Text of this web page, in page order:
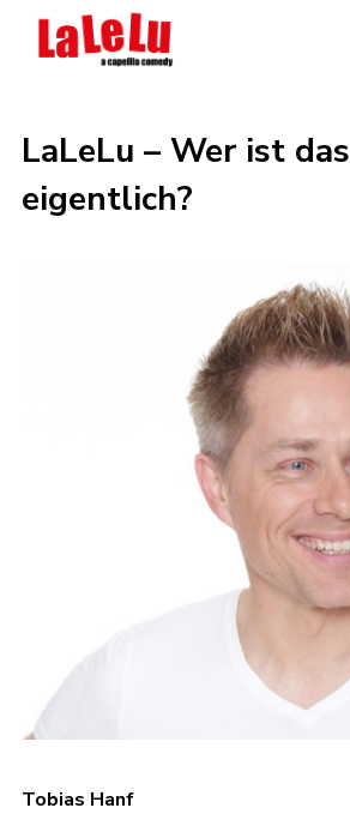
LaLeLu – Wer ist das
eigentlich?
Tobias Hanf